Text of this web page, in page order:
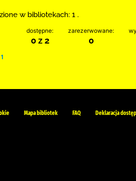
w bibliotekach: 1 .
dostępne:
0 z 2
zarezerwowane:
0
1
Mapa bibliotek FAQ Deklaracja